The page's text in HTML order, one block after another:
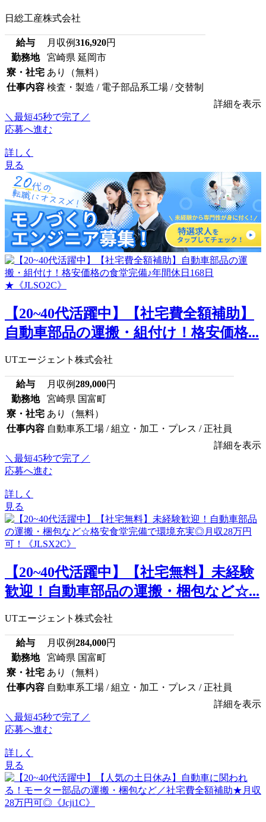
日総工産株式会社
給与 月収例316,920円
勤務地
宮崎県 延岡市
寮・社宅 あり（無料）
仕事内容 検査・製造 / 電子部品系工場 / 交替制
詳細を表示
＼最短45秒で完了／
応募へ進む
詳しく
見る
【20~40代活躍中】【社宅費全額補助】
自動車部品の運搬・組付け！格安価格...
UTエージェント株式会社
給与 月収例289,000円
勤務地
宮崎県 国富町
寮・社宅 あり（無料）
仕事内容 自動車系工場 / 組立・加工・プレス / 正社員
詳細を表示
＼最短45秒で完了／
応募へ進む
詳しく
見る
【20~40代活躍中】【社宅無料】未経験
歓迎！自動車部品の運搬・梱包など☆...
UTエージェント株式会社
給与 月収例284,000円
勤務地
宮崎県 国富町
寮・社宅 あり（無料）
仕事内容 自動車系工場 / 組立・加工・プレス / 正社員
詳細を表示
＼最短45秒で完了／
応募へ進む
詳しく
見る